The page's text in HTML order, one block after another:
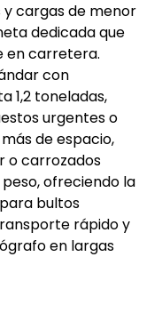
cargas de menor
dedicada que
en carretera.
con
1,2 toneladas,
urgentes o
de espacio,
o carrozados
ofreciendo la
bultos
rápido y
en largas